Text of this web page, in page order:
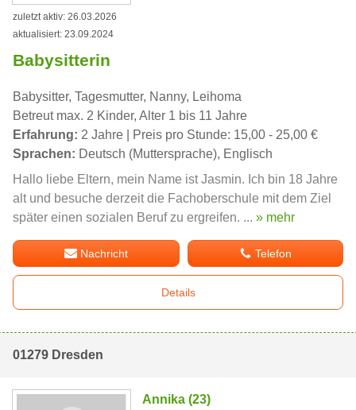
zuletzt aktiv: 26.03.2026
aktualisiert: 23.09.2024
Babysitterin
Babysitter, Tagesmutter, Nanny, Leihoma
Betreut max. 2 Kinder, Alter 1 bis 11 Jahre
Erfahrung: 2 Jahre | Preis pro Stunde: 15,00 - 25,00 €
Sprachen: Deutsch (Muttersprache), Englisch
Hallo liebe Eltern, mein Name ist Jasmin. Ich bin 18 Jahre
alt und besuche derzeit die Fachoberschule mit dem Ziel
später einen sozialen Beruf zu ergreifen. ... » mehr
Nachricht Telefon
Details
01279 Dresden
Annika (23)